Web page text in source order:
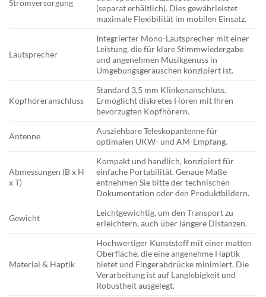
Stromversorgung
(separat erhältlich). Dies gewährleistet
maximale Flexibilität im mobilen Einsatz.
Lautsprecher
Integrierter Mono-Lautsprecher mit einer
Leistung, die für klare Stimmwiedergabe
und angenehmen Musikgenuss in
Umgebungsgeräuschen konzipiert ist.
Kopfhöreranschluss
Standard 3,5 mm Klinkenanschluss.
Ermöglicht diskretes Hören mit Ihren
bevorzugten Kopfhörern.
Antenne
Ausziehbare Teleskopantenne für
optimalen UKW- und AM-Empfang.
Abmessungen (B x H
x T)
Kompakt und handlich, konzipiert für
einfache Portabilität. Genaue Maße
entnehmen Sie bitte der technischen
Dokumentation oder den Produktbildern.
Gewicht
Leichtgewichtig, um den Transport zu
erleichtern, auch über längere Distanzen.
Material & Haptik
Hochwertiger Kunststoff mit einer matten
Oberfläche, die eine angenehme Haptik
bietet und Fingerabdrücke minimiert. Die
Verarbeitung ist auf Langlebigkeit und
Robustheit ausgelegt.